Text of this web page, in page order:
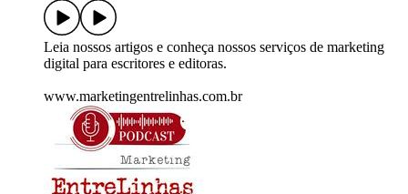
Leia nossos artigos e conheça nossos serviços de marketing
digital para escritores e editoras.
www.marketingentrelinhas.com.br